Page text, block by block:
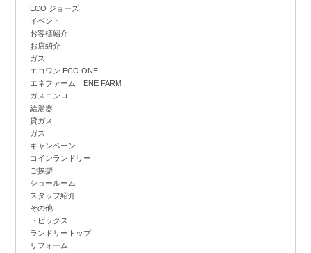
ECO ジョーズ
イベント
お客様紹介
お店紹介
ガス
エコワン ECO ONE
エネファーム ENE FARM
ガスコンロ
給湯器
貸ガス
ガス
キャンペーン
コインランドリー
ご挨拶
ショールーム
スタッフ紹介
その他
トピックス
ランドリートップ
リフォーム